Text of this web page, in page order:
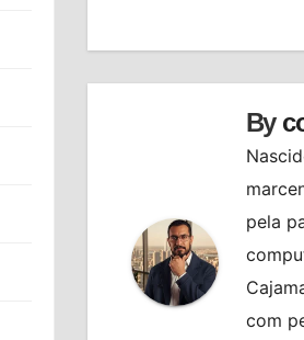
By
pela
com